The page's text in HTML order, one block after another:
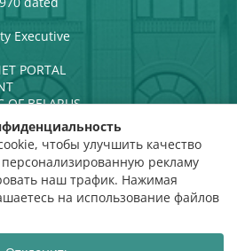
Executive
PORTAL
OF BELARUS
OF THE
чтобы улучшить качество
рекламу
наш трафик. Нажимая
на использование файлов